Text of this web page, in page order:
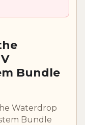
Bundle
Waterdrop
Bundle